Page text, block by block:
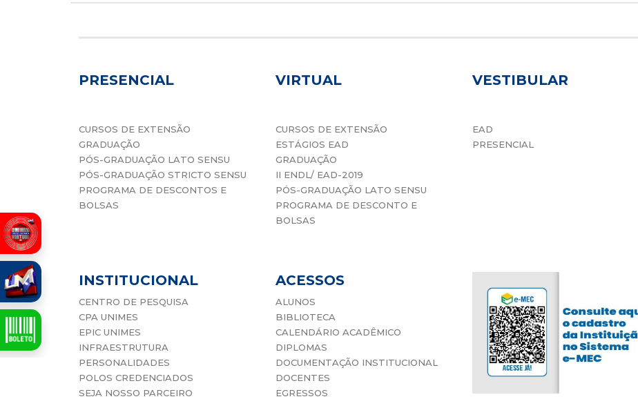
PRESENCIAL
CURSOS DE EXTENSÃO
GRADUAÇÃO
PÓS-GRADUAÇÃO LATO SENSU
PÓS-GRADUAÇÃO STRICTO SENSU
PROGRAMA DE DESCONTOS E
BOLSAS
VIRTUAL
CURSOS DE EXTENSÃO
ESTÁGIOS EAD
GRADUAÇÃO
II ENDL/ EAD-2019
PÓS-GRADUAÇÃO LATO SENSU
PROGRAMA DE DESCONTO E
BOLSAS
VESTIBULAR
EAD
PRESENCIAL
INSTITUCIONAL
CENTRO DE PESQUISA
CPA UNIMES
EPIC UNIMES
INFRAESTRUTURA
PERSONALIDADES
POLOS CREDENCIADOS
SEJA NOSSO PARCEIRO
ACESSOS
ALUNOS
BIBLIOTECA
CALENDÁRIO ACADÊMICO
DIPLOMAS
DOCUMENTAÇÃO INSTITUCIONAL
DOCENTES
EGRESSOS